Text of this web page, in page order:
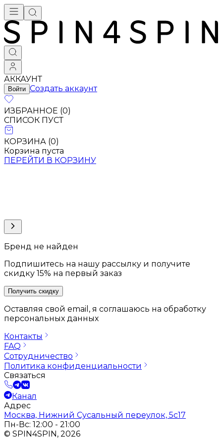
АККАУНТ
Войти Создать аккаунт
ИЗБРАННОЕ (0)
СПИСОК ПУСТ
КОРЗИНА (0)
Корзина пуста
ПЕРЕЙТИ В КОРЗИНУ
Бренд не найден
Подпишитесь на нашу рассылку и получите
скидку 15% на первый заказ
Получить скидку
Оставляя свой email, я соглашаюсь на обработку
персональных данных
Контакты
FAQ
Сотрудничество
Политика конфиденциальности
Связаться
Канал
Адрес
Москва, Нижний Сусальный переулок, 5с17
Пн-Вс: 12:00 - 21:00
© SPIN4SPIN, 2026
Брендовая одежда - купить в Москве